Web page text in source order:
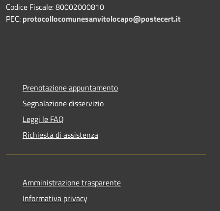
Codice Fiscale: 80002000810
PEC: protocollocomunesanvitolocapo@postecert.it
Prenotazione appuntamento
Segnalazione disservizio
Leggi le FAQ
Richiesta di assistenza
Amministrazione trasparente
Informativa privacy